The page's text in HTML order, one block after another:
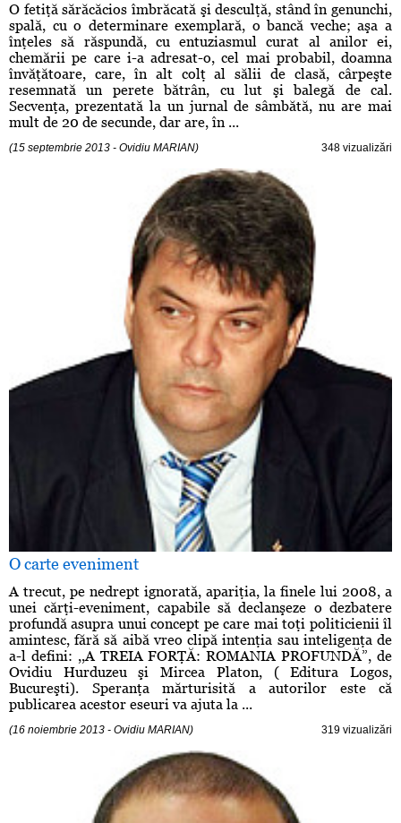
O fetiţă sărăcăcios îmbrăcată şi desculţă, stând în genunchi,
spală, cu o determinare exemplară, o bancă veche; aşa a
înţeles să răspundă, cu entuziasmul curat al anilor ei,
chemării pe care i-a adresat-o, cel mai probabil, doamna
învăţătoare, care, în alt colţ al sălii de clasă, cârpeşte
resemnată un perete bătrân, cu lut şi balegă de cal.
Secvenţa, prezentată la un jurnal de sâmbătă, nu are mai
mult de 20 de secunde, dar are, în ...
(15 septembrie 2013 - Ovidiu MARIAN) 348 vizualizări
O carte eveniment
A trecut, pe nedrept ignorată, apariţia, la finele lui 2008, a
unei cărţi-eveniment, capabile să declanşeze o dezbatere
profundă asupra unui concept pe care mai toţi politicienii îl
amintesc, fără să aibă vreo clipă intenţia sau inteligenţa de
a-l defini: ,,A TREIA FORŢĂ: ROMANIA PROFUNDĂ”, de
Ovidiu Hurduzeu şi Mircea Platon, ( Editura Logos,
Bucureşti). Speranţa mărturisită a autorilor este că
publicarea acestor eseuri va ajuta la ...
(16 noiembrie 2013 - Ovidiu MARIAN) 319 vizualizări